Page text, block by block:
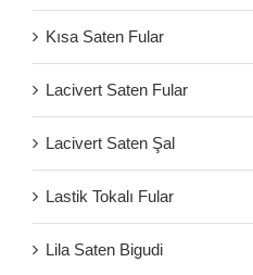
Kısa Saten Fular
Lacivert Saten Fular
Lacivert Saten Şal
Lastik Tokalı Fular
Lila Saten Bigudi